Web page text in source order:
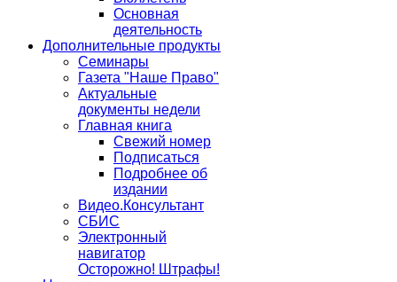
Основная
деятельность
Дополнительные продукты
Семинары
Газета "Наше Право"
Актуальные
документы недели
Главная книга
Свежий номер
Подписаться
Подробнее об
издании
Видео.Консультант
СБИС
Электронный
навигатор
Осторожно! Штрафы!